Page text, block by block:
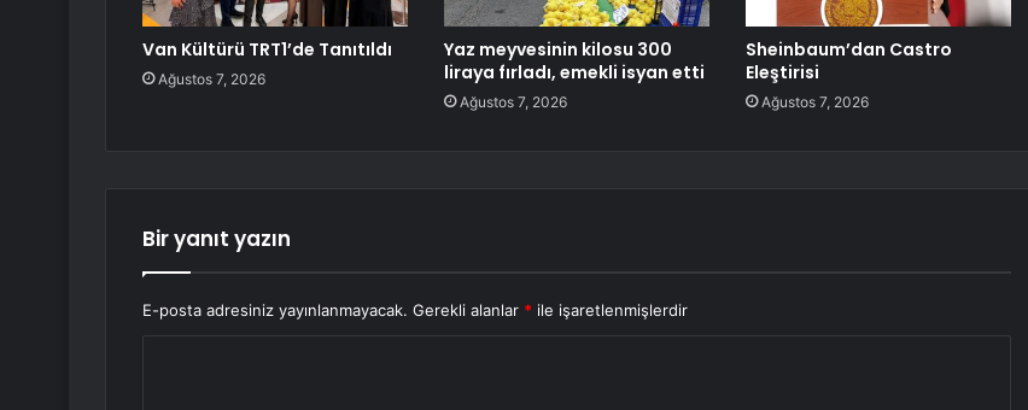
Van Kültürü TRT1’de Tanıtıldı
Ağustos 7, 2026
Yaz meyvesinin kilosu 300
liraya fırladı, emekli isyan etti
Ağustos 7, 2026
Sheinbaum’dan Castro
Eleştirisi
Ağustos 7, 2026
Bir yanıt yazın
E-posta adresiniz yayınlanmayacak. Gerekli alanlar * ile işaretlenmişlerdir